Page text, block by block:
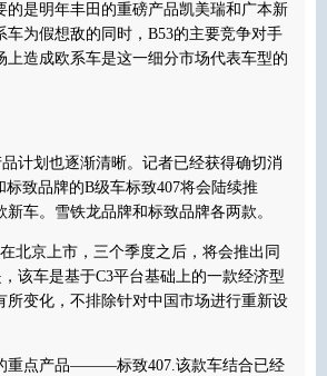
的是明年丰田 的重磅产品凯美瑞和广本新
车为假想敌的同时，B53的主要竞争对手
造成欧系车是这一细分市场代表车型的
划也逐渐清晰。记者已经获得确切消
致品牌的B级车标致407将会陆续推
车。雪铁龙品牌和标致品牌各两款。
北京上市，三个季度之后，将会推出同
该车是基于C3平台基础上的一款经济型
变化，不排除针对中国市场进行重新设
点产品———标致407.该款车结合已经